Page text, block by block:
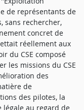
de représentants de
sans rechercher,
concret de
réellement aux
du CSE composé
les missions du CSE
des
de
des pilotes, la
légale au regard de